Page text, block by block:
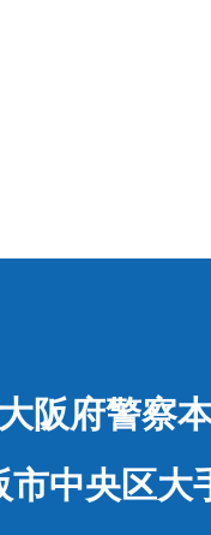
大阪府警察
市中央区大